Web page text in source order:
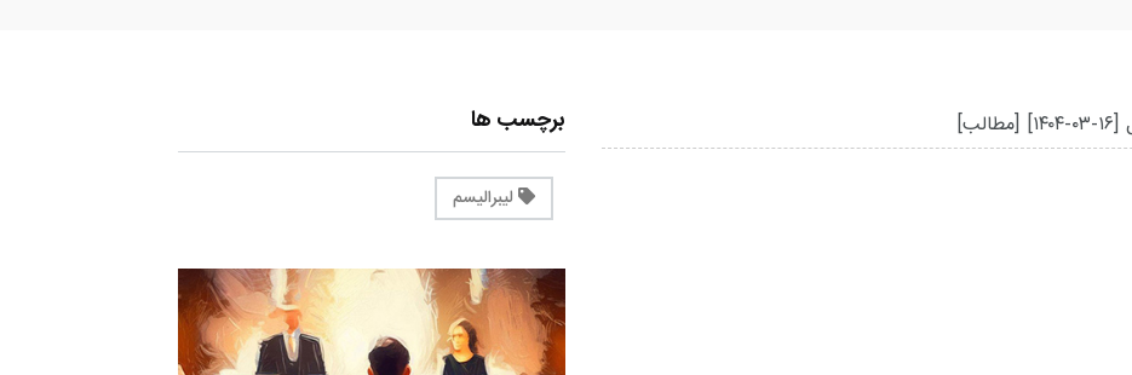
[۱۴۰۴-۰۳-۱۶] [مطالب] برچسب ها
لیبرالیسم